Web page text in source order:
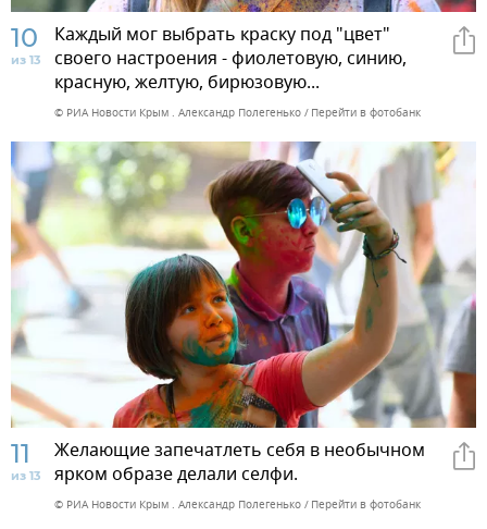
10
из 13
Каждый мог выбрать краску под "цвет"
своего настроения - фиолетовую, синию,
красную, желтую, бирюзовую...
© РИА Новости Крым . Александр Полегенько Перейти в фотобанк
11
из 13
Желающие запечатлеть себя в необычном
ярком образе делали селфи.
© РИА Новости Крым . Александр Полегенько Перейти в фотобанк